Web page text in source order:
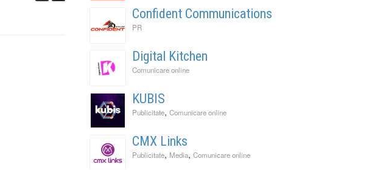
Confident Communications
PR
Digital Kitchen
Comunicare online
KUBIS
Publicitate, Comunicare online
CMX Links
Publicitate, Media, Comunicare online